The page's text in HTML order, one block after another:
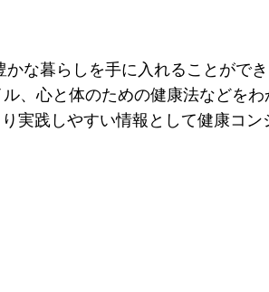
な暮らしを手に入れることがで
、心と体のための健康法などを
実践しやすい情報として健康コン